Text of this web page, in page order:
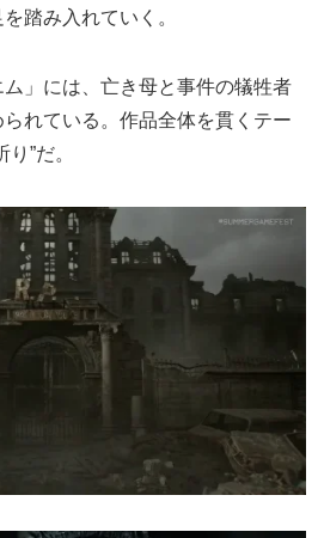
踏み入れていく。
」には、亡き母と事件の犠牲者
れている。作品全体を貫くテー
”だ。